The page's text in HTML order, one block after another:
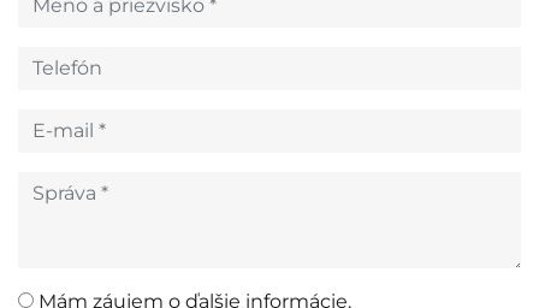
Mám záujem o ďalšie informácie.